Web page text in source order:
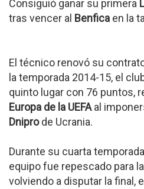
Consiguió ganar su primera
tras vencer al Benfica en la
El técnico renovó su
la temporada 2014-15, el
quinto lugar con 76 puntos,
Europa de la UEFAal
Dniprode Ucrania.
Durante su cuarta
equipo fue repescado para la
volviendo a disputar la final,